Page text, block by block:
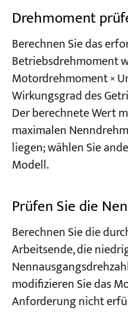
Drehmoment
Berechnen Sie das
Betriebsdrehmoment
Motordrehmoment ×
Wirkungsgrad des
Der berechnete Wert
maximalen
liegen; wählen Sie
Modell.
Prüfen Sie die
Berechnen Sie die
Arbeitsende, die
modifizieren Sie das
Anforderung nicht